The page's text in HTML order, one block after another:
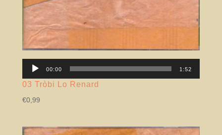
Lector
00:00 1:52
03 Tròbi Lo Renard
€0,99